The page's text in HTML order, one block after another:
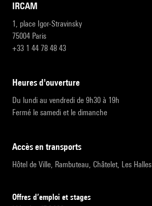
IRCAM
1, place Igor-Stravinsky
75004 Paris
+33 1 44 78 48 43
heures d'ouverture
Du lundi au vendredi de 9h30 à 19h
Fermé le samedi et le dimanche
accès en transports
Hôtel de Ville, Rambuteau, Châtelet, Les Halles
Offres d’emploi et stages